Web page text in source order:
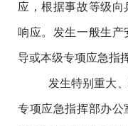
应，根据事故等级
响应。发生一般生
导或本级专项应急指
发生特别重大
专项应急指挥部办公